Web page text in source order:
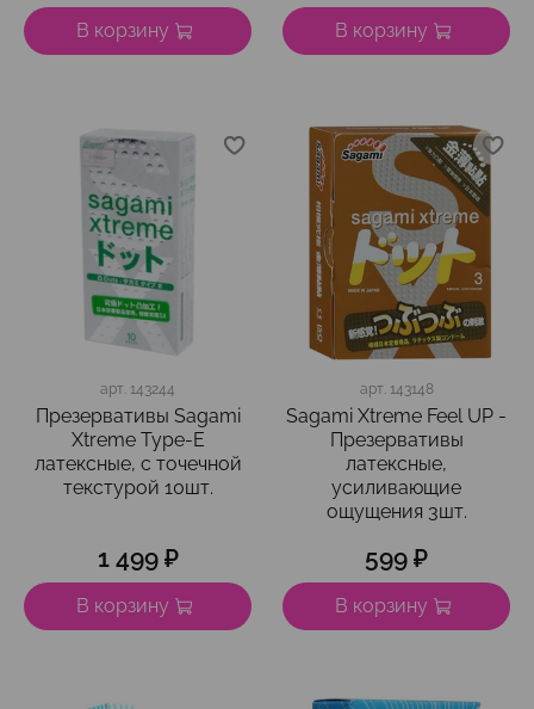
В корзину В корзину
арт. 143244
Презервативы Sagami
Xtreme Type-E
латексные, с точечной
текстурой 10шт.
1 499 ₽
В корзину
арт. 143148
Sagami Xtreme Feel UP -
Презервативы
латексные,
усиливающие
ощущения 3шт.
599 ₽
В корзину